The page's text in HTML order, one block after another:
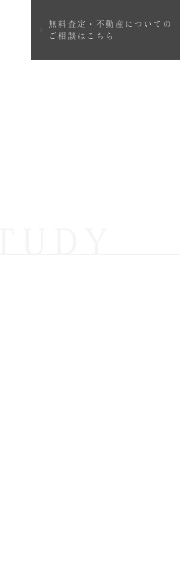
＞
無料査定・不動産についての
ご相談はこちら